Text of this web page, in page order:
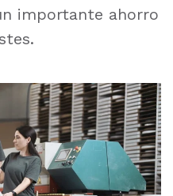
importante ahorro